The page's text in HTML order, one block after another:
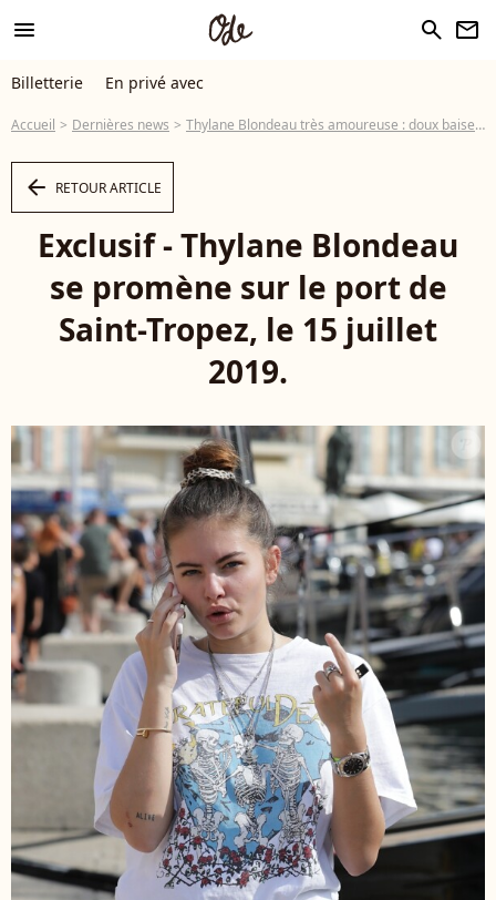
menu search newsletter
Billetterie En privé avec
Accueil Dernières news Thylane Blondeau très amoureuse : doux baiser avec Milane Merrite
arrow_left RETOUR ARTICLE
Exclusif - Thylane Blondeau
se promène sur le port de
Saint-Tropez, le 15 juillet
2019.